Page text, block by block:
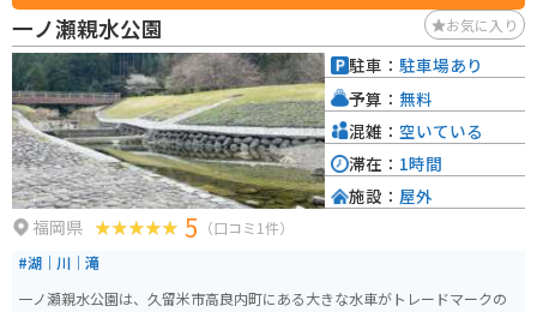
一ノ瀬親水公園 お気に入り
福岡県 5 （口コミ1件）
#湖｜川｜滝
一ノ瀬親水公園は、久留米市高良内町にある大きな水車がトレードマークの
駐車： 駐車場あり
予算： 無料
混雑： 空いている
滞在： 1時間
施設： 屋外